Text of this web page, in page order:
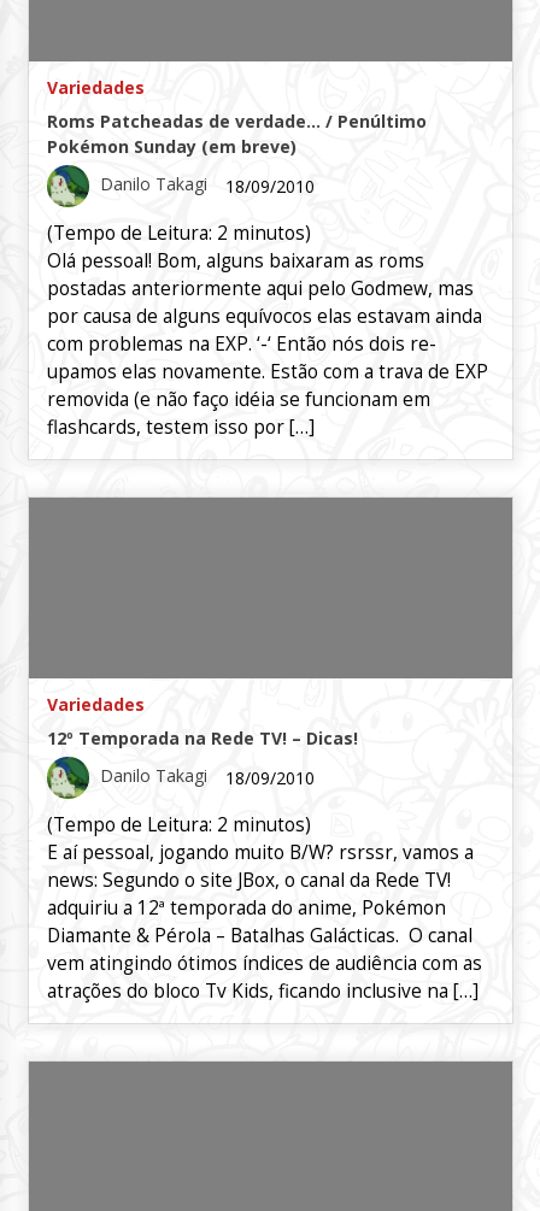
Variedades
Roms Patcheadas de verdade… / Penúltimo
Pokémon Sunday (em breve)
Danilo Takagi
18/09/2010
(Tempo de Leitura: 2 minutos)
Olá pessoal! Bom, alguns baixaram as roms
postadas anteriormente aqui pelo Godmew, mas
por causa de alguns equívocos elas estavam ainda
com problemas na EXP. ‘-‘ Então nós dois re-
upamos elas novamente. Estão com a trava de EXP
removida (e não faço idéia se funcionam em
flashcards, testem isso por […]
Variedades
12º Temporada na Rede TV! – Dicas!
Danilo Takagi
18/09/2010
(Tempo de Leitura: 2 minutos)
E aí pessoal, jogando muito B/W? rsrssr, vamos a
news: Segundo o site JBox, o canal da Rede TV!
adquiriu a 12ª temporada do anime, Pokémon
Diamante & Pérola – Batalhas Galácticas. O canal
vem atingindo ótimos índices de audiência com as
atrações do bloco Tv Kids, ficando inclusive na […]